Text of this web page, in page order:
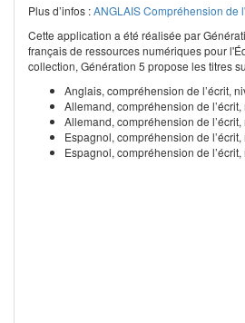
Plus d’infos :ANGLAIS Compréhension de
Cette application a été réalisée par
français de ressources numériques pour
collection, Génération 5 propose les titres
Anglais, compréhension de l’écrit,
Allemand, compréhension de l’écrit,
Allemand, compréhension de l’écrit,
Espagnol, compréhension de
Espagnol, compréhension de l’écrit,